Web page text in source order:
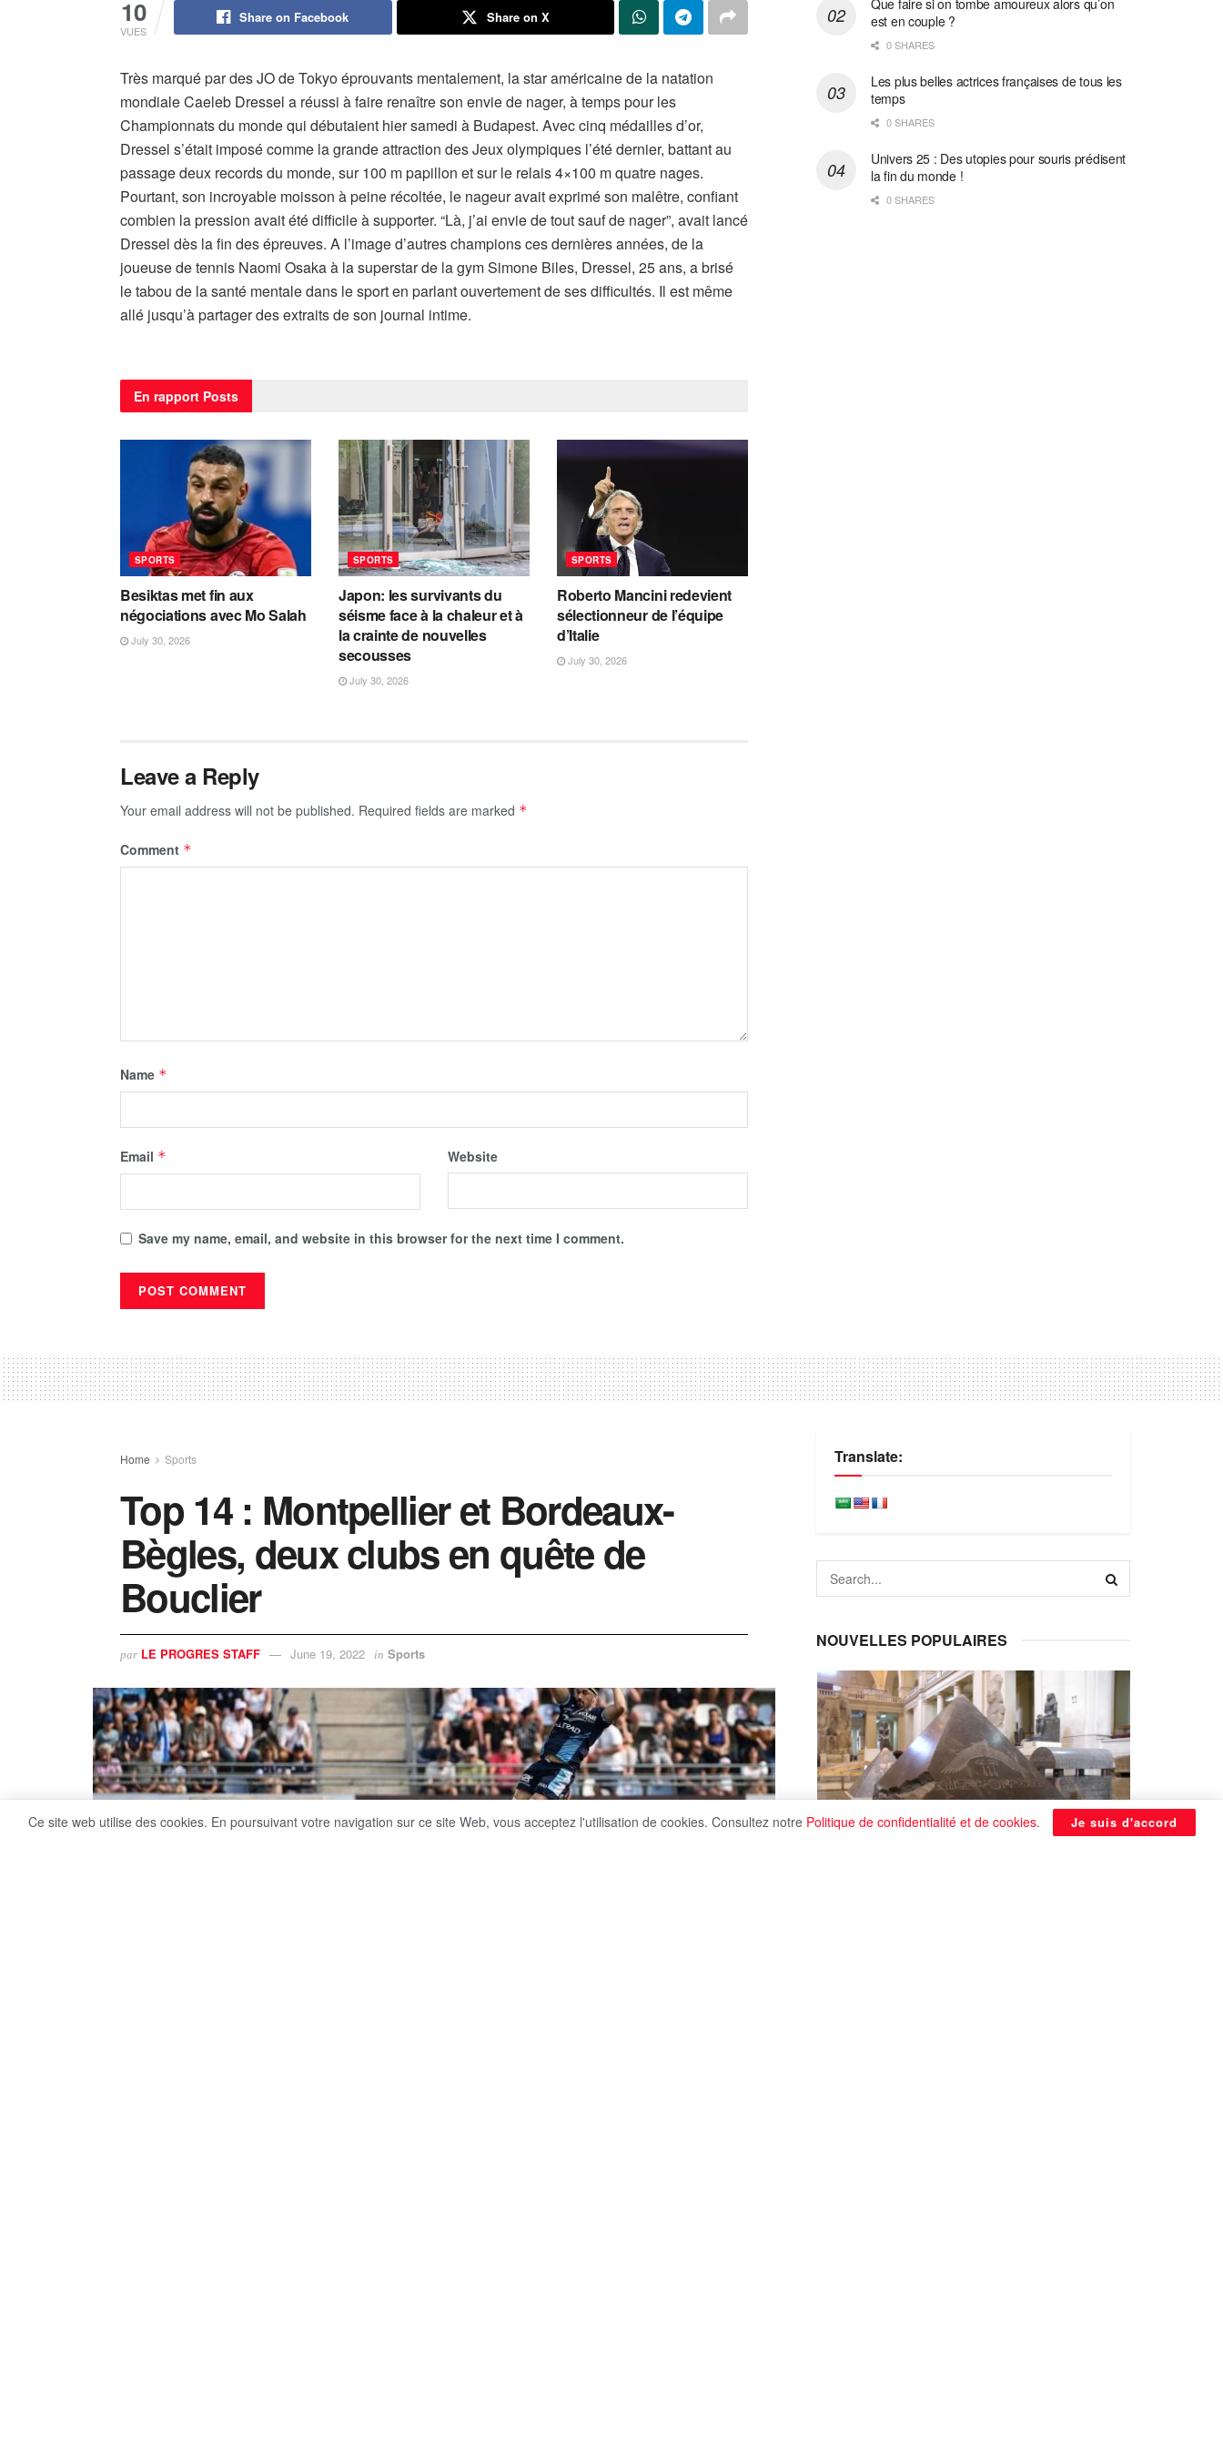
10
VUES
Share on Facebook Share on X
Très marqué par des JO de Tokyo éprouvants mentalement, la star américaine de la natation
mondiale Caeleb Dressel a réussi à faire renaître son envie de nager, à temps pour les
Championnats du monde qui débutaient hier samedi à Budapest. Avec cinq médailles d’or,
Dressel s’était imposé comme la grande attraction des Jeux olympiques l’été dernier, battant au
passage deux records du monde, sur 100 m papillon et sur le relais 4×100 m quatre nages.
Pourtant, son incroyable moisson à peine récoltée, le nageur avait exprimé son malêtre, confiant
combien la pression avait été difficile à supporter. “Là, j’ai envie de tout sauf de nager”, avait lancé
Dressel dès la fin des épreuves. A l’image d’autres champions ces dernières années, de la
joueuse de tennis Naomi Osaka à la superstar de la gym Simone Biles, Dressel, 25 ans, a brisé
le tabou de la santé mentale dans le sport en parlant ouvertement de ses difficultés. Il est même
allé jusqu’à partager des extraits de son journal intime.
En rapport Posts
SPORTS
Besiktas met fin aux
négociations avec Mo Salah
July 30, 2026
SPORTS
Japon: les survivants du
séisme face à la chaleur et à
la crainte de nouvelles
secousses
July 30, 2026
SPORTS
Roberto Mancini redevient
sélectionneur de l’équipe
d’Italie
July 30, 2026
Leave a Reply
Your email address will not be published. Required fields are marked *
Comment *
Name *
Email * Website
Save my name, email, and website in this browser for the next time I comment.
est en couple ?
0 SHARES
Les plus belles actrices françaises de tous les
temps
0 SHARES
Univers 25 : Des utopies pour souris prédisent
la fin du monde !
0 SHARES
Home Sports
Top 14 : Montpellier et Bordeaux-
Bègles, deux clubs en quête de
Bouclier
par LE PROGRES STAFF June 19, 2022 in Sports
Translate:
NOUVELLES POPULAIRES
Ce site web utilise des cookies. En poursuivant votre navigation sur ce site Web, vous acceptez l'utilisation de cookies. Consultez notre Politique de confidentialité et de cookies. Je suis d'accord